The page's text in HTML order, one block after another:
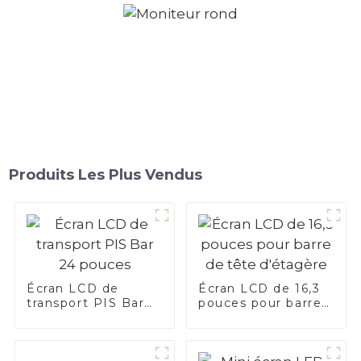
Produits Les Plus Vendus
Écran LCD de
transport PIS Bar
Écran LCD de 16,3
pouces pour barre